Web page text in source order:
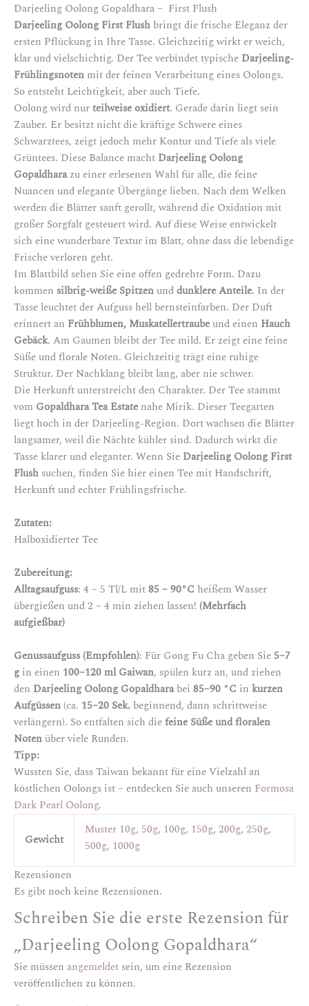
Darjeeling Oolong Gopaldhara – First Flush
Darjeeling Oolong First Flush bringt die frische Eleganz der
ersten Pflückung in Ihre Tasse. Gleichzeitig wirkt er weich,
klar und vielschichtig. Der Tee verbindet typische Darjeeling-
Frühlingsnoten mit der feinen Verarbeitung eines Oolongs.
So entsteht Leichtigkeit, aber auch Tiefe.
Oolong wird nurteilweise oxidiert. Gerade darin liegt sein
Zauber. Er besitzt nicht die kräftige Schwere eines
Schwarztees, zeigt jedoch mehr Kontur und Tiefe als viele
Grüntees. Diese Balance macht Darjeeling Oolong
Gopaldharazu einer erlesenen Wahl für alle, die feine
Nuancen und elegante Übergänge lieben. Nach dem Welken
werden die Blätter sanft gerollt, während die Oxidation mit
großer Sorgfalt gesteuert wird. Auf diese Weise entwickelt
sich eine wunderbare Textur im Blatt, ohne dass die lebendige
Frische verloren geht.
Im Blattbild sehen Sie eine offen gedrehte Form. Dazu
kommen silbrig-weiße Spitzenunddunklere Anteile. In der
Tasse leuchtet der Aufguss hell bernsteinfarben. Der Duft
erinnert an Frühblumen, Muskatellertraubeund einen Hauch
Gebäck. Am Gaumen bleibt der Tee mild. Er zeigt eine feine
Süße und florale Noten. Gleichzeitig trägt eine ruhige
Struktur. Der Nachklang bleibt lang, aber nie schwer.
Die Herkunft unterstreicht den Charakter. Der Tee stammt
vom Gopaldhara Tea Estate nahe Mirik. Dieser Teegarten
liegt hoch in der Darjeeling-Region. Dort wachsen die Blätter
langsamer, weil die Nächte kühler sind. Dadurch wirkt die
Tasse klarer und eleganter. Wenn Sie Darjeeling Oolong First
Flush suchen, finden Sie hier einen Tee mit Handschrift,
Herkunft und echter Frühlingsfrische.
Zutaten:
Halboxidierter Tee
Zubereitung:
Alltagsaufguss: 4 – 5 Tl/L mit85 – 90°C heißem Wasser
übergießen und 2 – 4 min ziehen lassen! (Mehrfach
aufgießbar)
Genussaufguss (Empfohlen): Für Gong Fu Cha geben Sie 5–7
g in einen 100–120 ml Gaiwan, spülen kurz an, und ziehen
den Darjeeling Oolong Gopaldharabei 85–90 °C in kurzen
Aufgüssen (ca. 15–20 Sek. beginnend, dann schrittweise
verlängern). So entfalten sich diefeine Süße und floralen
Notenüber viele Runden.
Tipp:
Wussten Sie, dass Taiwan bekannt für eine Vielzahl an
köstlichen Oolongs ist – entdecken Sie auch unseren Formosa
Dark Pearl Oolong.
Gewicht
Muster 10g, 50g, 100g, 150g, 200g, 250g,
500g, 1000g
Rezensionen
Es gibt noch keine Rezensionen.
Schreiben Sie die erste Rezension für
„Darjeeling Oolong Gopaldhara“
Sie müssen angemeldet sein, um eine Rezension
veröffentlichen zu können.